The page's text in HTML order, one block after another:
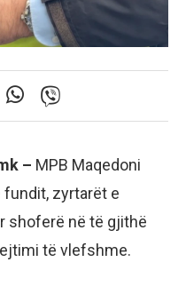
– MPB Maqedoni
zyrtarët e
shoferë në të gjithë
të vlefshme.